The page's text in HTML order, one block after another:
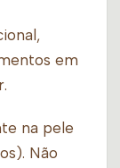
em
na pele
Não